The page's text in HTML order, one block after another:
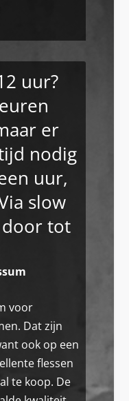
uur?
er
nodig
uur,
slow
tot
voor
Dat zijn
ook op een
flessen
te koop. De